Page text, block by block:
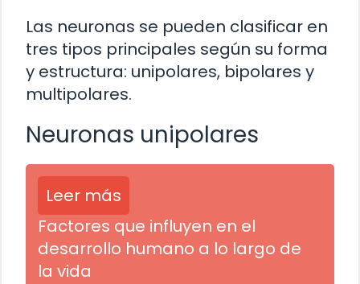
Las neuronas se pueden clasificar en
tres tipos principales según su forma
y estructura: unipolares, bipolares y
multipolares.
Neuronas unipolares
Leer más
Factores que influyen en el
desarrollo humano a lo largo de
la vida